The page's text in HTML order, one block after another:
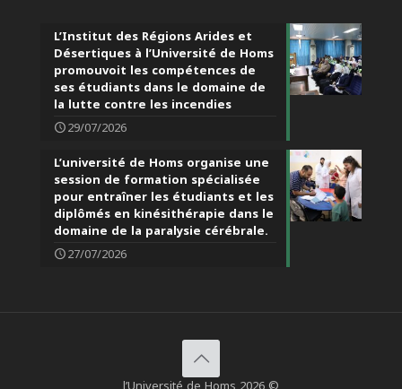
L’Institut des Régions Arides et
Désertiques à l’Université de Homs
promouvoit les compétences de
ses étudiants dans le domaine de
la lutte contre les incendies
29/07/2026
L’université de Homs organise une
session de formation spécialisée
pour entraîner les étudiants et les
diplômés en kinésithérapie dans le
domaine de la paralysie cérébrale.
27/07/2026